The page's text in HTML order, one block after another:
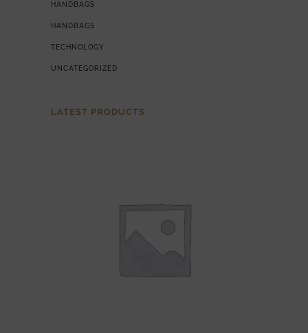
HANDBAGS
HANDBAGS
TECHNOLOGY
UNCATEGORIZED
LATEST PRODUCTS